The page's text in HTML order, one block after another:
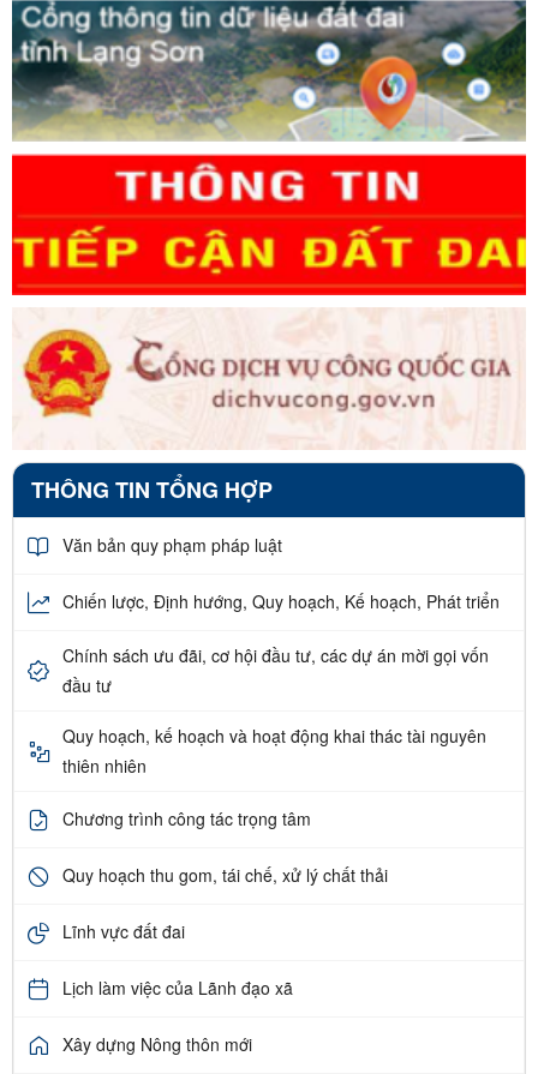
THÔNG TIN TỔNG HỢP
Văn bản quy phạm pháp luật
Chiến lược, Định hướng, Quy hoạch, Kế hoạch, Phát triển
Chính sách ưu đãi, cơ hội đầu tư, các dự án mời gọi vốn
đầu tư
Quy hoạch, kế hoạch và hoạt động khai thác tài nguyên
thiên nhiên
Chương trình công tác trọng tâm
Quy hoạch thu gom, tái chế, xử lý chất thải
Lĩnh vực đất đai
Lịch làm việc của Lãnh đạo xã
Xây dựng Nông thôn mới